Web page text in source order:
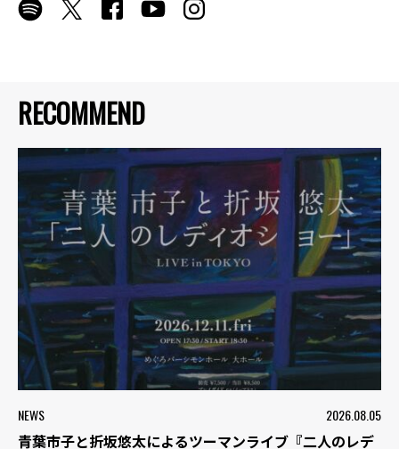
RECOMMEND
NEWS 2026.08.05
青葉市子と折坂悠太によるツーマンライブ『二人のレデ